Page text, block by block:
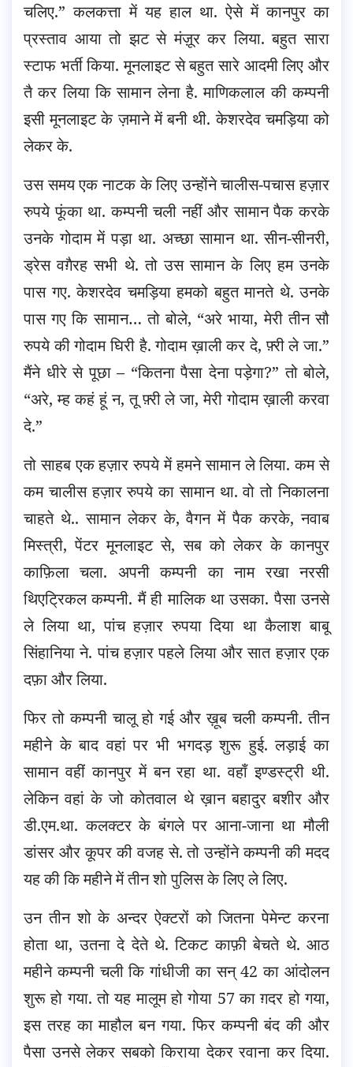
चलिए.” कलकत्ता में यह हाल था. ऐसे में कानपुर का
प्रस्ताव आया तो झट से मंज़ूर कर लिया. बहुत सारा
स्टाफ भर्ती किया. मूनलाइट से बहुत सारे आदमी लिए और
तै कर लिया कि सामान लेना है. माणिकलाल की कम्पनी
इसी मूनलाइट के ज़माने में बनी थी. केशरदेव चमड़िया को
लेकर के.
उस समय एक नाटक के लिए उन्होंने चालीस-पचास हज़ार
रुपये फूंका था. कम्पनी चली नहीं और सामान पैक करके
उनके गोदाम में पड़ा था. अच्छा सामान था. सीन-सीनरी,
ड्रेस वग़ैरह सभी थे. तो उस सामान के लिए हम उनके
पास गए. केशरदेव चमड़िया हमको बहुत मानते थे. उनके
पास गए कि सामान… तो बोले, “अरे भाया, मेरी तीन सौ
रुपये की गोदाम घिरी है. गोदाम ख़ाली कर दे, फ़्री ले जा.”
मैंने धीरे से पूछा – “कितना पैसा देना पड़ेगा?” तो बोले,
“अरे, म्ह कहं हूं न, तू फ़्री ले जा, मेरी गोदाम ख़ाली करवा
दे.”
तो साहब एक हज़ार रुपये में हमने सामान ले लिया. कम से
कम चालीस हज़ार रुपये का सामान था. वो तो निकालना
चाहते थे.. सामान लेकर के, वैगन में पैक करके, नवाब
मिस्त्री, पेंटर मूनलाइट से, सब को लेकर के कानपुर
काफ़िला चला. अपनी कम्पनी का नाम रखा नरसी
थिएट्रिकल कम्पनी. मैं ही मालिक था उसका. पैसा उनसे
ले लिया था, पांच हज़ार रुपया दिया था कैलाश बाबू
सिंहानिया ने. पांच हज़ार पहले लिया और सात हज़ार एक
दफ़ा और लिया.
फिर तो कम्पनी चालू हो गई और ख़ूब चली कम्पनी. तीन
महीने के बाद वहां पर भी भगदड़ शुरू हुई. लड़ाई का
सामान वहीं कानपुर में बन रहा था. वहाँ इण्डस्ट्री थी.
लेकिन वहां के जो कोतवाल थे ख़ान बहादुर बशीर और
डी.एम.था. कलक्टर के बंगले पर आना-जाना था मौली
डांसर और कूपर की वजह से. तो उन्होंने कम्पनी की मदद
यह की कि महीने में तीन शो पुलिस के लिए ले लिए.
उन तीन शो के अन्दर ऐक्टरों को जितना पेमेन्ट करना
होता था, उतना दे देते थे. टिकट काफ़ी बेचते थे. आठ
महीने कम्पनी चली कि गांधीजी का सन्‌ 42 का आंदोलन
शुरू हो गया. तो यह मालूम हो गोया 57 का ग़दर हो गया,
इस तरह का माहौल बन गया. फिर कम्पनी बंद की और
पैसा उनसे लेकर सबको किराया देकर रवाना कर दिया.